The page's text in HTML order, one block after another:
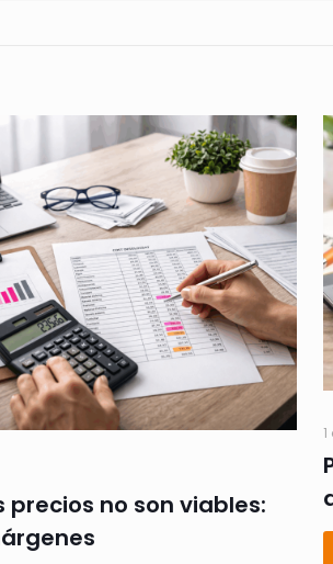
precios no son viables: